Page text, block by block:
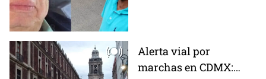
Alerta vial por
marchas en CDMX: